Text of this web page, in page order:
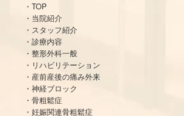
・TOP
・当院紹介
・スタッフ紹介
・診療内容
・整形外科一般
・リハビリテーション
・産前産後の痛み外来
・神経ブロック
・骨粗鬆症
・妊娠関連骨粗鬆症